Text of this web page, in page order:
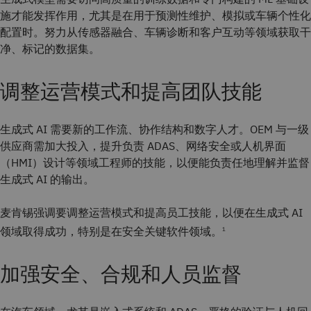
施才能发挥作用，尤其是在用于预测性维护、模拟或车辆个性化
配置时。努力从传感器融合、车辆诊断和客户互动等领域获取干
净、标记的数据集。
调整运营模式和提高团队技能
生成式 AI 需要新的工作流、协作结构和数字人才。OEM 与一级
供应商需加大投入，提升负责 ADAS、网络安全或人机界面
（HMI）设计等领域工程师的技能，以便能负责任地理解并监督
生成式 AI 的输出。
麦肯锡强调要调整运营模式和提高员工技能，以便在生成式 AI
领域取得成功，特别是在安全关键软件领域。
1
加强安全、合规和人员监督